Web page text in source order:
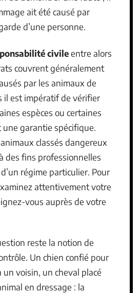
ait été causé par
d’une personne.
civileentre alors
couvrent généralement
par les animaux de
il est impératif de vérifier
espèces ou certaines
garantie spécifique.
classés dangereux
des fins professionnelles
régime particulier. Pour
attentivement votre
vous auprès de votre
reste la notion de
Un chien confié pour
voisin, un cheval placé
en dressage : la